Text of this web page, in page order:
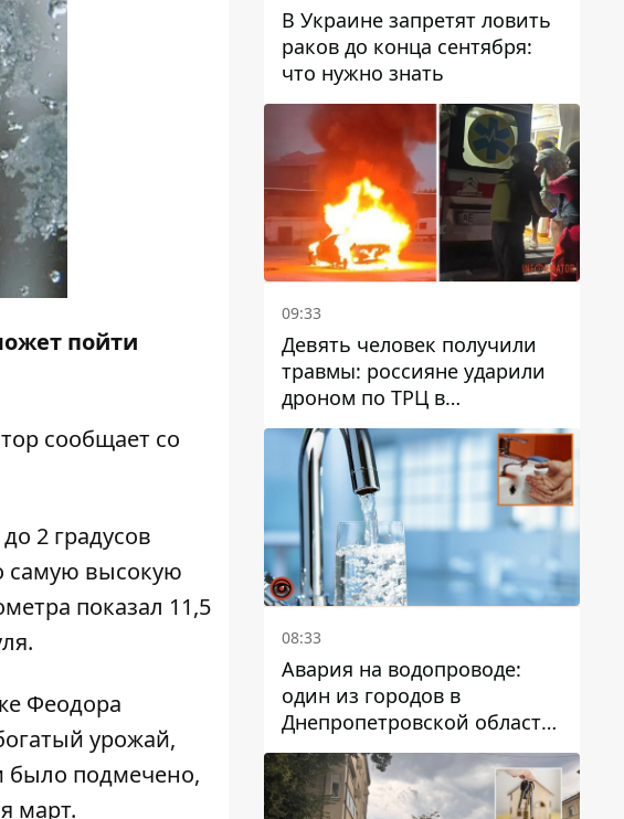
пойти
сообщает со
2 градусов
самую высокую
показал 11,5
Феодора
урожай,
подмечено,
март.
В Украине запретят ловить
раков до конца сентября:
что нужно знать
09:33
Девять человек получили
травмы: россияне ударили
дроном по ТРЦ в
Павлограде, будет ли
работать заведение в
дальнейшем
08:33
Авария на водопроводе:
один из городов в
Днепропетровской области
остался без воды